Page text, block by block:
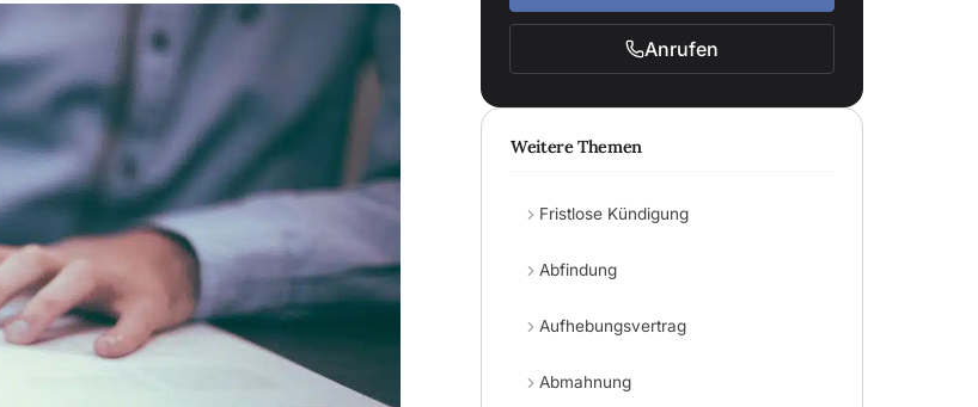
Anrufen
Weitere Themen
Fristlose Kündigung
Abfindung
Aufhebungsvertrag
Abmahnung